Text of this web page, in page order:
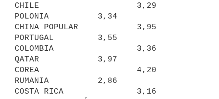
CHILE                    3,29
POLONIA          3,34
CHINA POPULAR            3,95
PORTUGAL         3,55
COLOMBIA                 3,36
QATAR            3,97
COREA                    4,20
RUMANIA          2,86
COSTA RICA               3,16